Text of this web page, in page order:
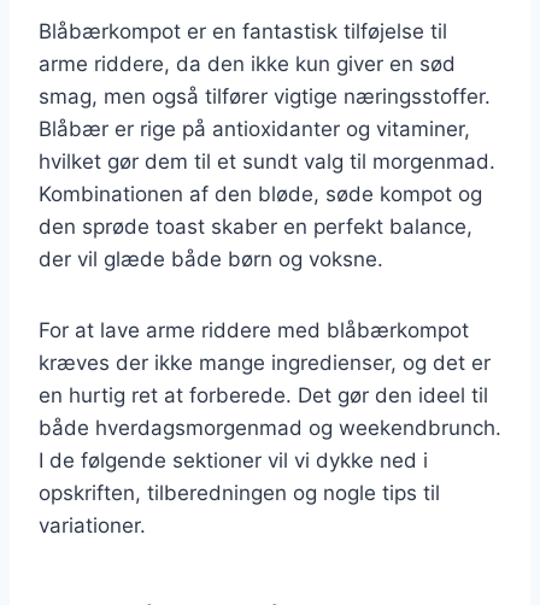
Blåbærkompot er en fantastisk tilføjelse til
arme riddere, da den ikke kun giver en sød
smag, men også tilfører vigtige næringsstoffer.
Blåbær er rige på antioxidanter og vitaminer,
hvilket gør dem til et sundt valg til morgenmad.
Kombinationen af den bløde, søde kompot og
den sprøde toast skaber en perfekt balance,
der vil glæde både børn og voksne.
For at lave arme riddere med blåbærkompot
kræves der ikke mange ingredienser, og det er
en hurtig ret at forberede. Det gør den ideel til
både hverdagsmorgenmad og weekendbrunch.
I de følgende sektioner vil vi dykke ned i
opskriften, tilberedningen og nogle tips til
variationer.